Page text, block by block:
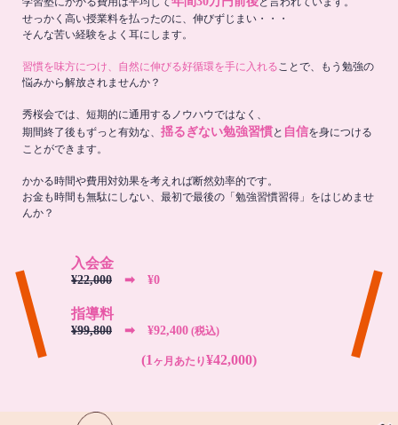
せっかく高い授業料を払ったのに、伸びずじまい・・・
そんな苦い経験をよく耳にします。
習慣を味方につけ、自然に伸びる好循環を手に入れることで、もう勉強の
悩みから解放されませんか？
秀桜会では、短期的に通用するノウハウではなく、
期間終了後もずっと有効な、 揺るぎない勉強習慣と 自信を身につける
ことができます。
かかる時間や費用対効果を考えれば断然効率的です。
お金も時間も無駄にしない、最初で最後の「勉強習慣習得」をはじめませ
んか？
入会金
¥22,000 ➡︎ ¥0
指導料
¥99,800 ➡︎ ¥92,400 (税込)
(1 ヶ月あたり¥42,000)